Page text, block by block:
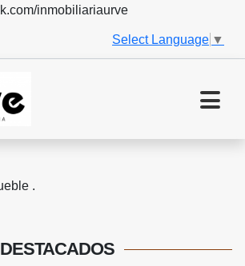
inmobiliariaurve
Select Language ▼
.
DESTACADOS